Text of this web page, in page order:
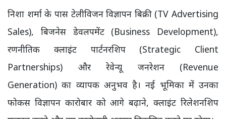
निशा शर्मा के पास टेलीविजन विज्ञापन बिक्री (TV Advertising
Sales), बिजनेस डेवलपमेंट (Business Development),
रणनीतिक क्लाइंट पार्टनरशिप (Strategic Client
Partnerships) और रेवेन्यू जनरेशन (Revenue
Generation) का व्यापक अनुभव है। नई भूमिका में उनका
फोकस विज्ञापन कारोबार को आगे बढ़ाने, क्लाइंट रिलेशनशिप